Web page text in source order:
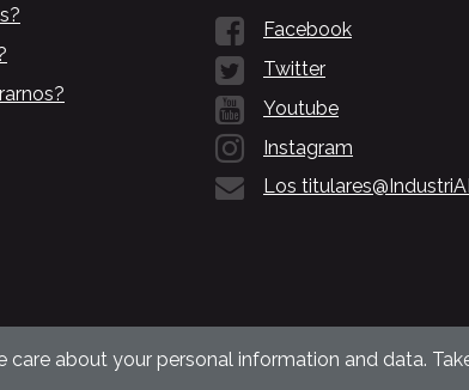
Facebook
Twitter
Youtube
Instagram
Los
about your personal information and data.